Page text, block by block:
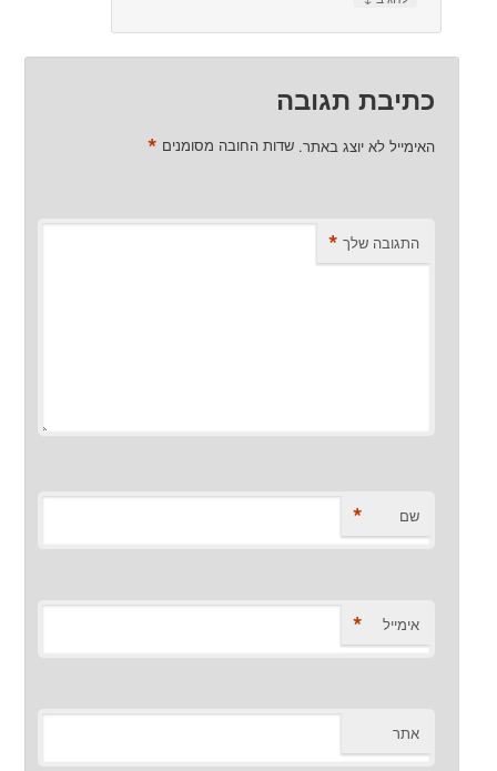
כתיבת תגובה
האימייל לא יוצג באתר. שדות החובה מסומנים *
התגובה שלך *
שם *
אימייל *
אתר